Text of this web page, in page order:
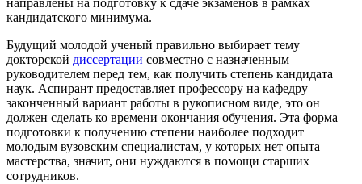
направлены на подготовку к сдаче экзаменов в рамках
кандидатского минимума.
Будущий молодой ученый правильно выбирает тему
докторской диссертации совместно с назначенным
руководителем перед тем, как получить степень кандидата
наук. Аспирант предоставляет профессору на кафедру
законченный вариант работы в рукописном виде, это он
должен сделать ко времени окончания обучения. Эта форма
подготовки к получению степени наиболее подходит
молодым вузовским специалистам, у которых нет опыта
мастерства, значит, они нуждаются в помощи старших
сотрудников.